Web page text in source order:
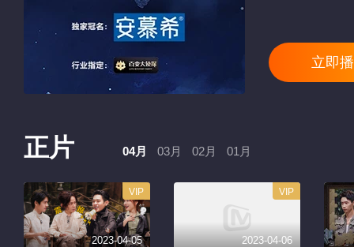
立即
正片 04月 03月 02月 01月
VIP
2023-04-05
VIP
2023-04-06